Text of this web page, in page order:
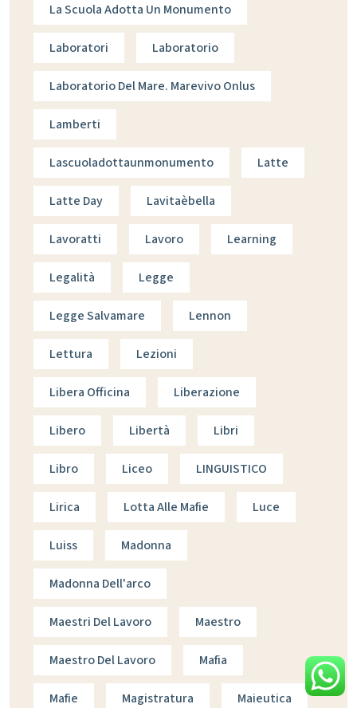
La Scuola Adotta Un Monumento
Laboratori Laboratorio
Laboratorio Del Mare. Marevivo Onlus
Lamberti
Lascuoladottaunmonumento Latte
Latte Day Lavitaèbella
Lavoratti Lavoro Learning
Legalità Legge
Legge Salvamare Lennon
Lettura Lezioni
Libera Officina Liberazione
Libero Libertà Libri
Libro Liceo LINGUISTICO
Lirica Lotta Alle Mafie Luce
Luiss Madonna
Madonna Dell'arco
Maestri Del Lavoro Maestro
Maestro Del Lavoro Mafia
Mafie Magistratura Maieutica